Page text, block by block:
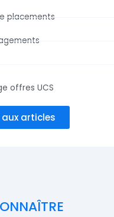
placements
offres UCS
aux articles